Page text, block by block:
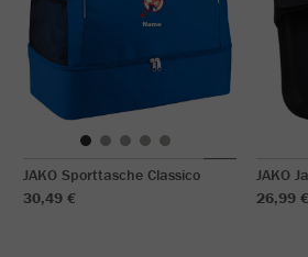
JAKO Sporttasche Classico
30,49 €
JAKO
26,99 €